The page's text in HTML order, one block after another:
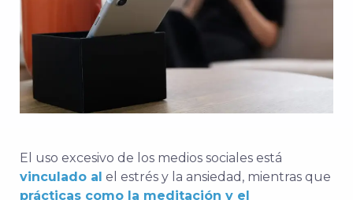
El uso excesivo de los medios sociales está
vinculado al el estrés y la ansiedad, mientras que
prácticas como la meditación y el